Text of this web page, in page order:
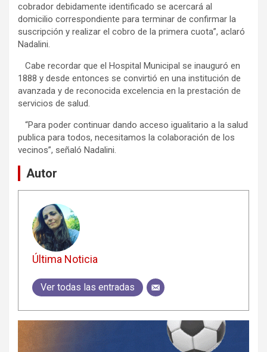
cobrador debidamente identificado se acercará al
domicilio correspondiente para terminar de confirmar la
suscripción y realizar el cobro de la primera cuota”, aclaró
Nadalini.
Cabe recordar que el Hospital Municipal se inauguró en
1888 y desde entonces se convirtió en una institución de
avanzada y de reconocida excelencia en la prestación de
servicios de salud.
“Para poder continuar dando acceso igualitario a la salud
publica para todos, necesitamos la colaboración de los
vecinos”, señaló Nadalini.
Autor
Última Noticia
Ver todas las entradas